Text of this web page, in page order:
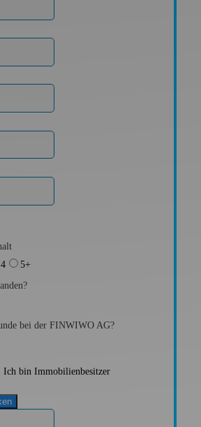
4 5+
bei der FINWIWO AG?
Ich bin Immobilienbesitzer